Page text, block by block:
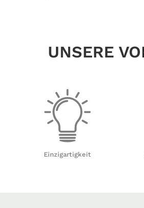
UNSERE
Einzigartigkeit